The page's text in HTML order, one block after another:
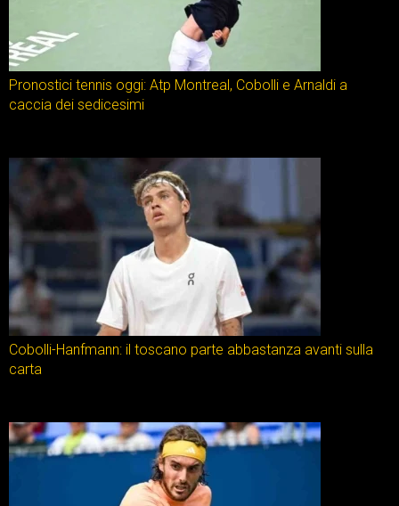
Pronostici tennis oggi: Atp Montreal, Cobolli e Arnaldi a
caccia dei sedicesimi
Cobolli-Hanfmann: il toscano parte abbastanza avanti sulla
carta